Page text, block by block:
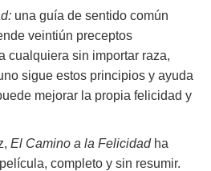
una guía de sentido común
veintiún preceptos
cualquiera sin importar raza,
sigue estos principios y ayuda
mejorar la propia felicidad y
El Camino a la Felicidadha
completo y sin resumir.